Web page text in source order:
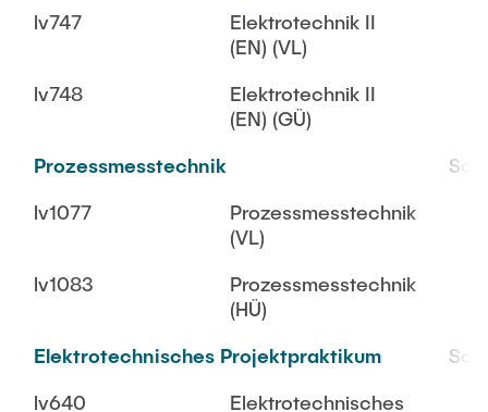
lv747
Elektrotechnik II
(EN) (VL)
lv748
Elektrotechnik II
(EN) (GÜ)
Prozessmesstechnik
lv1077
Prozessmesstechnik
(VL)
lv1083
Prozessmesstechnik
(HÜ)
Elektrotechnisches Projektpraktikum
lv640
Elektrotechnisches